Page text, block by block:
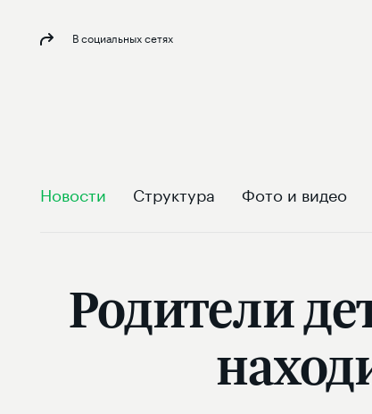
В социальных сетях
Новости Структура Фото и видео
Родители